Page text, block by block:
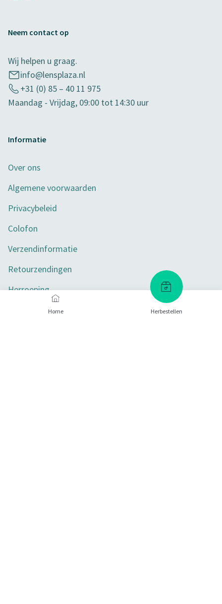
Home Herbestellen
Neem contact op
Wij helpen u graag.
info@lensplaza.nl
+31 (0) 85 – 40 11 975
Maandag - Vrijdag, 09:00 tot 14:30 uur
Informatie
Over ons
Algemene voorwaarden
Privacybeleid
Colofon
Verzendinformatie
Retourzendingen
Herroeping
Toegankelijkheid